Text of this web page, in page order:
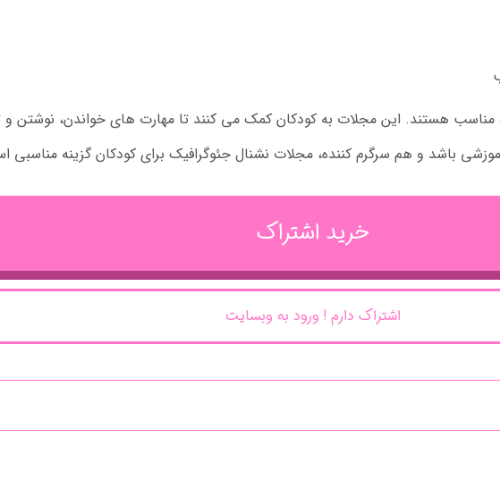
هستند. این مجلات به کودکان کمک می کنند تا مهارت های خواندن، نوشتن و
باشد و هم سرگرم کننده، مجلات نشنال جئوگرافیک برای کودکان گزینه مناسبی
خرید اشتراک
اشتراک دارم ! ورود به وبسایت